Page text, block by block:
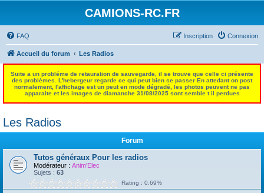
CAMIONS-RC.FR
FAQ Connexion
Inscription
Accueil du forum Les Radios
Suite a un probléme de retauration de sauvegarde, il se trouve que celle ci présente
des problémes. L'hebergeur regarde ce qui peut bien se passer En attedant on post
normalement, l'affichage est un peut en mode dégradé, les photos peuvent ne pas
apparaite et les images de diamanche 31/08/2025 sont semble t il perdues
Les Radios
Forum
Tutos généraux Pour les radios
Modérateur : Anim'Elec
Sujets : 63
Rating : 0.69%